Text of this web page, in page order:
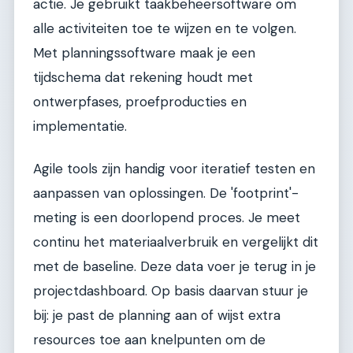
actie. Je gebruikt taakbeheersoftware om
alle activiteiten toe te wijzen en te volgen.
Met planningssoftware maak je een
tijdschema dat rekening houdt met
ontwerpfases, proefproducties en
implementatie.
Agile tools zijn handig voor iteratief testen en
aanpassen van oplossingen. De 'footprint'-
meting is een doorlopend proces. Je meet
continu het materiaalverbruik en vergelijkt dit
met de baseline. Deze data voer je terug in je
projectdashboard. Op basis daarvan stuur je
bij: je past de planning aan of wijst extra
resources toe aan knelpunten om de